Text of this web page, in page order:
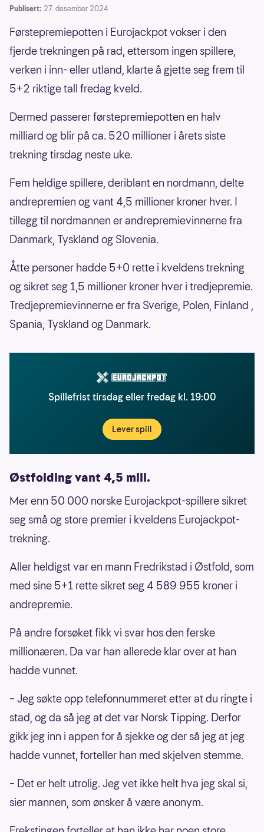
Publisert: 27. desember 2024
Førstepremiepotten i Eurojackpot vokser i den
fjerde trekningen på rad, ettersom ingen spillere,
verken i inn- eller utland, klarte å gjette seg frem til
5+2 riktige tall fredag kveld.
Dermed passerer førstepremiepotten en halv
milliard og blir på ca. 520 millioner i årets siste
trekning tirsdag neste uke.
Fem heldige spillere, deriblant en nordmann, delte
andrepremien og vant 4,5 millioner kroner hver. I
tillegg til nordmannen er andrepremievinnerne fra
Danmark, Tyskland og Slovenia.
Åtte personer hadde 5+0 rette i kveldens trekning
og sikret seg 1,5 millioner kroner hver i tredjepremie.
Tredjepremievinnerne er fra Sverige, Polen, Finland ,
Spania, Tyskland og Danmark.
Spillefrist tirsdag eller fredag kl. 19:00
Lever spill
Østfolding vant 4,5 mill.
Mer enn 50 000 norske Eurojackpot-spillere sikret
seg små og store premier i kveldens Eurojackpot-
trekning.
Aller heldigst var en mann Fredrikstad i Østfold, som
med sine 5+1 rette sikret seg 4 589 955 kroner i
andrepremie.
På andre forsøket fikk vi svar hos den ferske
millionæren. Da var han allerede klar over at han
hadde vunnet.
– Jeg søkte opp telefonnummeret etter at du ringte i
stad, og da så jeg at det var Norsk Tipping. Derfor
gikk jeg inn i appen for å sjekke og der så jeg at jeg
hadde vunnet, forteller han med skjelven stemme.
– Det er helt utrolig. Jeg vet ikke helt hva jeg skal si,
sier mannen, som ønsker å være anonym.